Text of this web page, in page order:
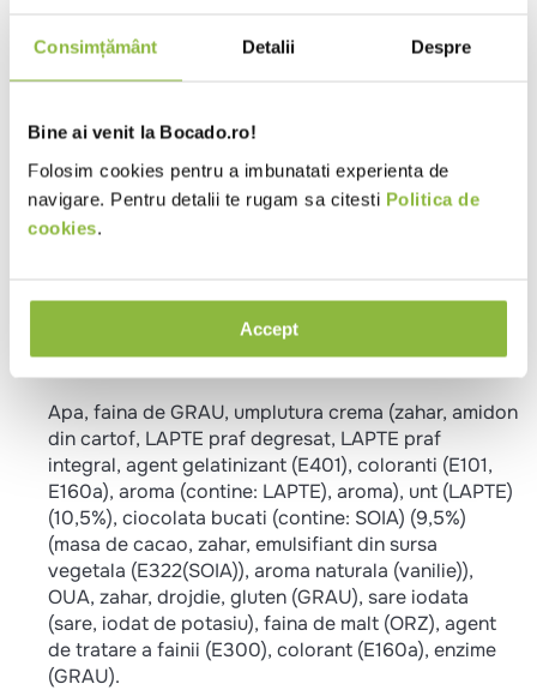
Consimțământ Detalii Despre
Bine ai venit la Bocado.ro!
Folosim cookies pentru a imbunatati experienta de
navigare. Pentru detalii te rugam sa citesti Politica de
cookies.
Accept
Cuptor
Asezati foietajele intr-o tava tapetata cu foaie de
copt si lasati-le sa se decongeleze 20 de minute, la
temperatura camerei. Preincalziti cuptorul la 180-
190°C. Introduceti tava in cuptor si coaceti foietajele
de adaptarea temperaturii si a timpului de coacere.
Ingrediente
Apa, faina de GRAU, umplutura crema (zahar, amidon
din cartof, LAPTE praf degresat, LAPTE praf
integral, agent gelatinizant (E401), coloranti (E101,
E160a), aroma (contine: LAPTE), aroma), unt (LAPTE)
(10,5%), ciocolata bucati (contine: SOIA) (9,5%)
(masa de cacao, zahar, emulsifiant din sursa
vegetala (E322(SOIA)), aroma naturala (vanilie)),
OUA, zahar, drojdie, gluten (GRAU), sare iodata
(sare, iodat de potasiu), faina de malt (ORZ), agent
de tratare a fainii (E300), colorant (E160a), enzime
(GRAU).